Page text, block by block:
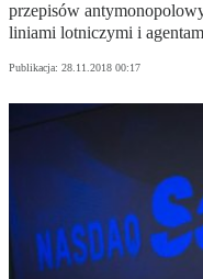
przepisów
liniami lotniczymi i
Publikacja: 28.11.2018 00:17